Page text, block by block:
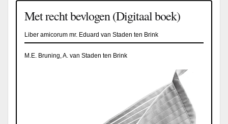
Met recht bevlogen (Digitaal boek)
Liber amicorum mr. Eduard van Staden ten Brink
M.E. Bruning, A. van Staden ten Brink